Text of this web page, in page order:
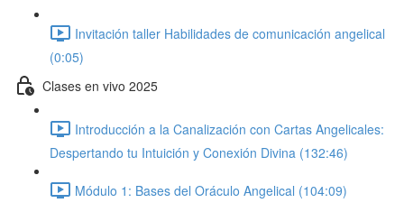
Invitación taller Habilidades de comunicación angelical
(0:05)
Clases en vivo 2025
Introducción a la Canalización con Cartas Angelicales:
Despertando tu Intuición y Conexión Divina (132:46)
Módulo 1: Bases del Oráculo Angelical (104:09)